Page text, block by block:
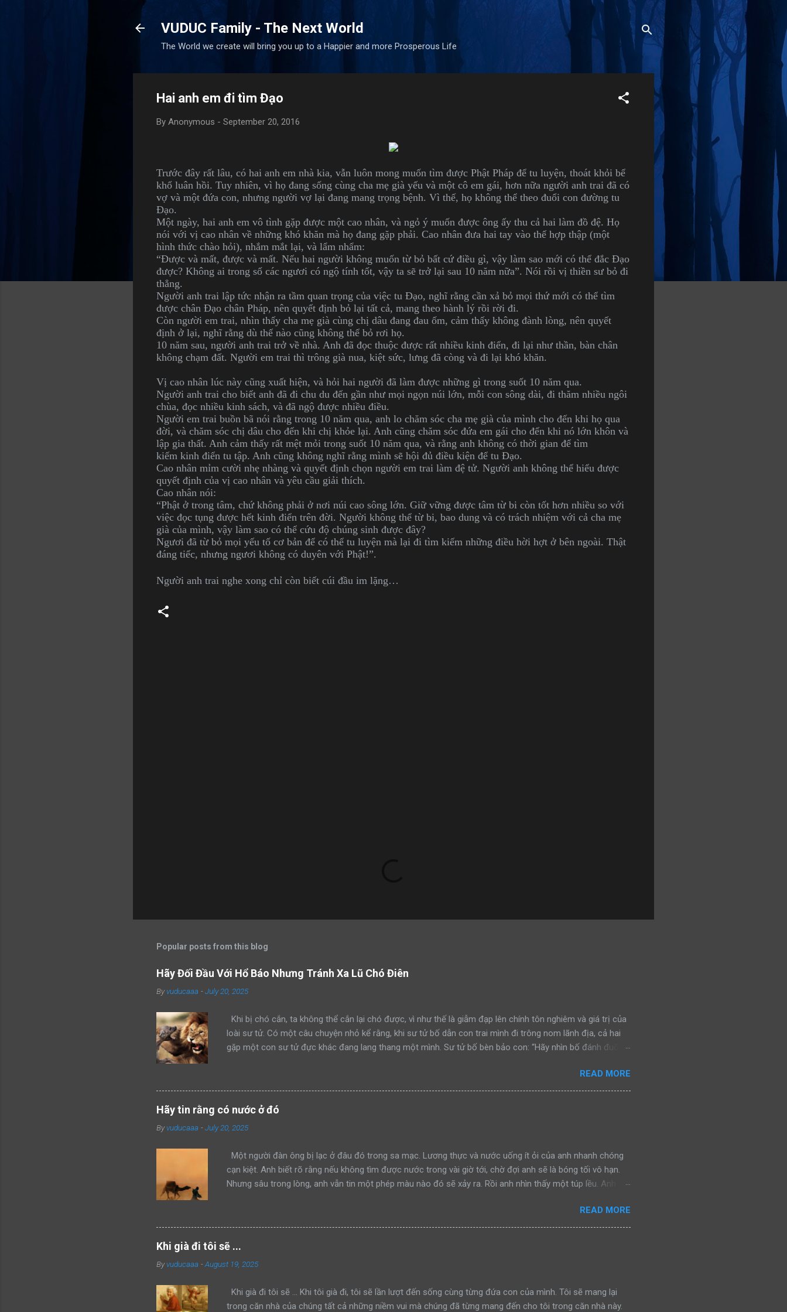
VUDUC Family - The Next World
The World we create will bring you up to a Happier and more Prosperous Life
Hai anh em đi tìm Đạo
By Anonymous - September 20, 2016
Trước đây rất lâu, có hai anh em nhà kia, vẫn luôn mong muốn tìm được Phật Pháp để tu luyện, thoát khỏi bể
khổ luân hồi. Tuy nhiên, vì họ đang sống cùng cha mẹ già yếu và một cô em gái, hơn nữa người anh trai đã có
vợ và một đứa con, nhưng người vợ lại đang mang trọng bệnh. Vì thế, họ không thể theo đuổi con đường tu
Đạo.
Một ngày, hai anh em vô tình gặp được một cao nhân, và ngỏ ý muốn được ông ấy thu cả hai làm đồ đệ. Họ
nói với vị cao nhân về những khó khăn mà họ đang gặp phải. Cao nhân đưa hai tay vào thế hợp thập (một
hình thức chào hỏi), nhắm mắt lại, và lẩm nhẩm:
“Được và mất, được và mất. Nếu hai người không muốn từ bỏ bất cứ điều gì, vậy làm sao mới có thể đắc Đạo
được? Không ai trong số các ngươi có ngộ tính tốt, vậy ta sẽ trở lại sau 10 năm nữa”. Nói rồi vị thiền sư bỏ đi
thẳng.
Người anh trai lập tức nhận ra tầm quan trọng của việc tu Đạo, nghĩ rằng cần xả bỏ mọi thứ mới có thể tìm
được chân Đạo chân Pháp, nên quyết định bỏ lại tất cả, mang theo hành lý rồi rời đi.
Còn người em trai, nhìn thấy cha mẹ già cùng chị dâu đang đau ốm, cảm thấy không đành lòng, nên quyết
định ở lại, nghĩ rằng dù thế nào cũng không thể bỏ rơi họ.
10 năm sau, người anh trai trở về nhà. Anh đã đọc thuộc được rất nhiều kinh điển, đi lại như thần, bàn chân
không chạm đất. Người em trai thì trông già nua, kiệt sức, lưng đã còng và đi lại khó khăn.
Vị cao nhân lúc này cũng xuất hiện, và hỏi hai người đã làm được những gì trong suốt 10 năm qua.
Người anh trai cho biết anh đã đi chu du đến gần như mọi ngọn núi lớn, mỗi con sông dài, đi thăm nhiều ngôi
chùa, đọc nhiều kinh sách, và đã ngộ được nhiều điều.
Người em trai buồn bã nói rằng trong 10 năm qua, anh lo chăm sóc cha mẹ già của mình cho đến khi họ qua
đời, và chăm sóc chị dâu cho đến khi chị khỏe lại. Anh cũng chăm sóc đứa em gái cho đến khi nó lớn khôn và
lập gia thất. Anh cảm thấy rất mệt mỏi trong suốt 10 năm qua, và rằng anh không có thời gian để tìm
kiếm kinh điển tu tập. Anh cũng không nghĩ rằng mình sẽ hội đủ điều kiện để tu Đạo.
Cao nhân mỉm cười nhẹ nhàng và quyết định chọn người em trai làm đệ tử. Người anh không thể hiểu được
quyết định của vị cao nhân và yêu cầu giải thích.
Cao nhân nói:
“Phật ở trong tâm, chứ không phải ở nơi núi cao sông lớn. Giữ vững được tâm từ bi còn tốt hơn nhiều so với
việc đọc tụng được hết kinh điển trên đời. Người không thể từ bi, bao dung và có trách nhiệm với cả cha mẹ
già của mình, vậy làm sao có thể cứu độ chúng sinh được đây?
Ngươi đã từ bỏ mọi yếu tố cơ bản để có thể tu luyện mà lại đi tìm kiếm những điều hời hợt ở bên ngoài. Thật
đáng tiếc, nhưng ngươi không có duyên với Phật!”.
Người anh trai nghe xong chỉ còn biết cúi đầu im lặng…
Popular posts from this blog
Hãy Đối Đầu Với Hổ Báo Nhưng Tránh Xa Lũ Chó Điên
Byvuducaaa -July 20, 2025
Khi bị chó cắn, ta không thể cắn lại chó được, vì như thế là giẫm đạp lên chính tôn nghiêm và giá trị của
loài sư tử. Có một câu chuyện nhỏ kể rằng, khi sư tử bố dẫn con trai mình đi trông nom lãnh địa, cả hai
gặp một con sư tử đực khác đang lang thang một mình. Sư tử bố bèn bảo con: “Hãy nhìn bố đánh đuổi
mình thành công. Một ngày khác, hai bố con sư tử tiếp tục dẫn nhau đi tuần tra, cả hai bắt gặp một con
hổ đang mon men săn mồi trong lãnh thổ. Sư tử bố quay sang bảo con: “Hãy nhìn bố đánh đuổi kẻ ngoại
bang này đi như thế nào mà học tập”. Rồi sư tử bố tiếp tục lao lên anh dũng chiến đấu, bảo vệ khu vực
của mình thành công. Lại một ngày khác, hai bố con sư tử trên đường tuần tra lại bắt gặp một con báo
mon men tiếp cận khu rừng. Sư tử bố tiếp tục quay sang bảo con nhìn mình đánh đuổi kẻ thù, rồi gầm lên
READ MORE
Hãy tin rằng có nước ở đó
Byvuducaaa -July 20, 2025
Một người đàn ông bị lạc ở đâu đó trong sa mạc. Lương thực và nước uống ít ỏi của anh nhanh chóng
cạn kiệt. Anh biết rõ rằng nếu không tìm được nước trong vài giờ tới, chờ đợi anh sẽ là bóng tối vô hạn.
Nhưng sâu trong lòng, anh vẫn tin một phép màu nào đó sẽ xảy ra. Rồi anh nhìn thấy một túp lều. Anh
đây, anh chẳng còn lựa chọn nào khác ngoài việc tin tưởng. Dù sao đi nữa, đây chính là hy vọng cuối
cùng của anh. Anh dùng chút sức lực còn lại để đi về phía túp lều. Càng tiến gần, hy vọng của anh càng
lớn dần và lần này may mắn cũng đứng về phía anh. Thật sự có một túp lều ở đó! Nhưng tại sao vậy? Tại
sao túp lều hoàn toàn hoang vắng? Dường như đã không có ai đặt chân đến đây suốt nhiều năm. Dẫu
vậy, người đàn ông vẫn bước vào, mang theo hy vọng tìm được nước. Nhưng cảnh tượng bên trong khiến
READ MORE
Khi già đi tôi sẽ ...
Byvuducaaa -August 19, 2025
Khi già đi tôi sẽ ... Khi tôi già đi, tôi sẽ lần lượt đến sống cùng từng đứa con của mình. Tôi sẽ mang lại
trong căn nhà của chúng tất cả những niềm vui mà chúng đã từng mang đến cho tôi trong căn nhà này.